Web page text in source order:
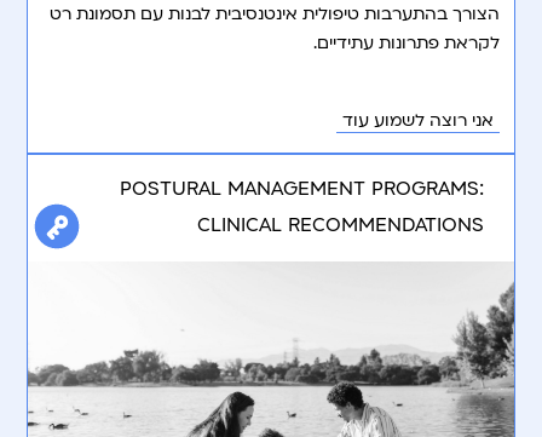
הצורך בהתערבות טיפולית אינטנסיבית לבנות עם תסמונת רט
לקראת פתרונות עתידיים.
אני רוצה לשמוע עוד
POSTURAL MANAGEMENT PROGRAMS:
CLINICAL RECOMMENDATIONS